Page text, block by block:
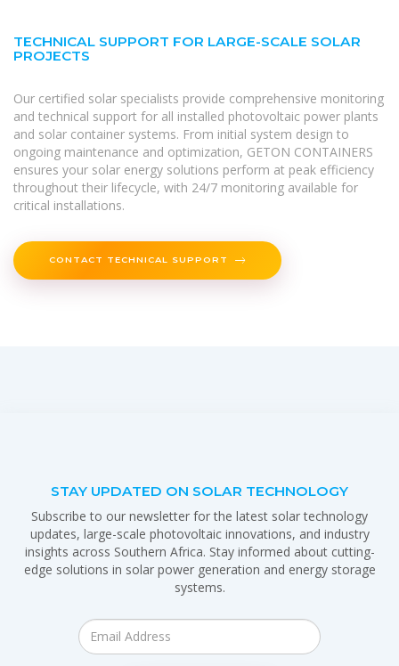
TECHNICAL SUPPORT FOR LARGE-SCALE SOLAR
PROJECTS
Our certified solar specialists provide comprehensive monitoring
and technical support for all installed photovoltaic power plants
and solar container systems. From initial system design to
ongoing maintenance and optimization, GETON CONTAINERS
ensures your solar energy solutions perform at peak efficiency
throughout their lifecycle, with 24/7 monitoring available for
critical installations.
CONTACT TECHNICAL SUPPORT
STAY UPDATED ON SOLAR TECHNOLOGY
Subscribe to our newsletter for the latest solar technology
updates, large-scale photovoltaic innovations, and industry
insights across Southern Africa. Stay informed about cutting-
edge solutions in solar power generation and energy storage
systems.